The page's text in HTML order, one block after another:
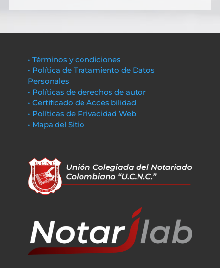
• Términos y condiciones
• Política de Tratamiento de Datos
Personales
• Políticas de derechos de autor
• Certificado de Accesibilidad
• Políticas de Privacidad Web
• Mapa del Sitio